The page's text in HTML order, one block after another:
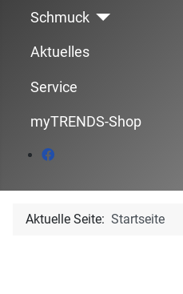
Schmuck
Aktuelles
Service
myTRENDS-Shop
Aktuelle Seite: Startseite